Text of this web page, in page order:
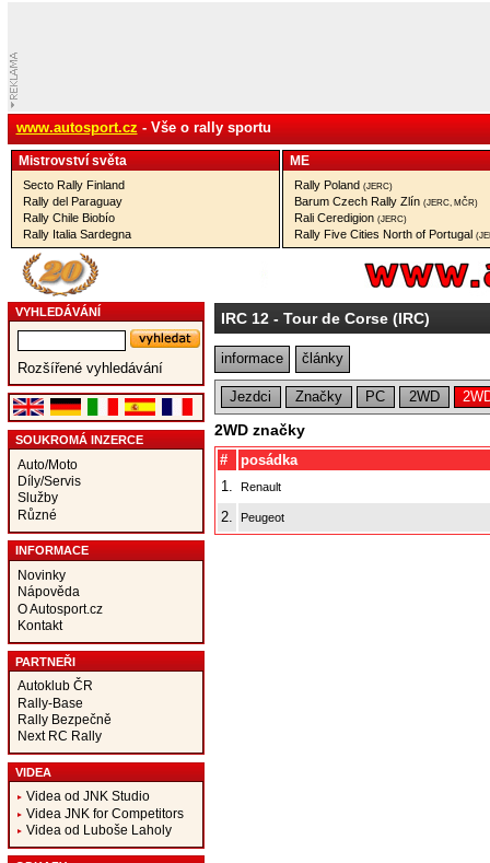
www.autosport.cz - Vše o rally sportu
Mistrovství­ světa
Secto Rally Finland
Rally del Paraguay
Rally Chile Biobío
Rally Italia Sardegna
ME
Rally Poland (JERC)
Barum Czech Rally Zlín (JERC, MČR)
Rali Ceredigion (JERC)
Rally Five Cities North of Portugal
VYHLEDÁVÁNÍ
Rozšířené vyhledávání
SOUKROMÁ INZERCE
Auto/Moto
Díly/Servis
Služby
Různé
INFORMACE
Novinky
Nápověda
O Autosport.cz
Kontakt
PARTNEŘI
Autoklub ČR
Rally-Base
Rally Bezpečně
Next RC Rally
VIDEA
Videa od JNK Studio
Videa JNK for Competitors
Videa od Luboše Laholy
IRC 12- Tour de Corse (IRC)
informace články
Jezdci Značky PC 2WD
2WD značky
#
posádka
1.
Renault
2. Peugeot